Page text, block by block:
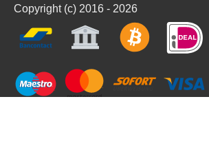
Copyright (c) 2016 - 2026